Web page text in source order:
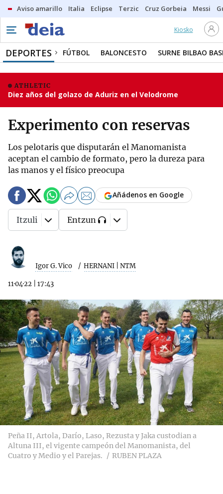
Aviso amarillo Italia Eclipse Terzic Cruz Gorbeia Messi
Kiosko
DEPORTES FÚTBOL BALONCESTO SURNE BILBAO
ATHLETIC
Diez años del golazo de Aduriz en el Velodrome
Experimento con reservas
Los pelotaris que disputarán el Manomanista
aceptan el cambio de formato, pero la dureza para
las manos y el físico preocupa
Igor G. Vico HERNANI | NTM
11·04·22 17:43
Añádenos en Google
Itzuli Entzun
Peña II, Artola, Darío, Laso, Rezusta y Jaka custodian a
Altuna III, el vigente campeón del Manomanista, del
Cuatro y Medio y el Parejas.
RUBEN PLAZA